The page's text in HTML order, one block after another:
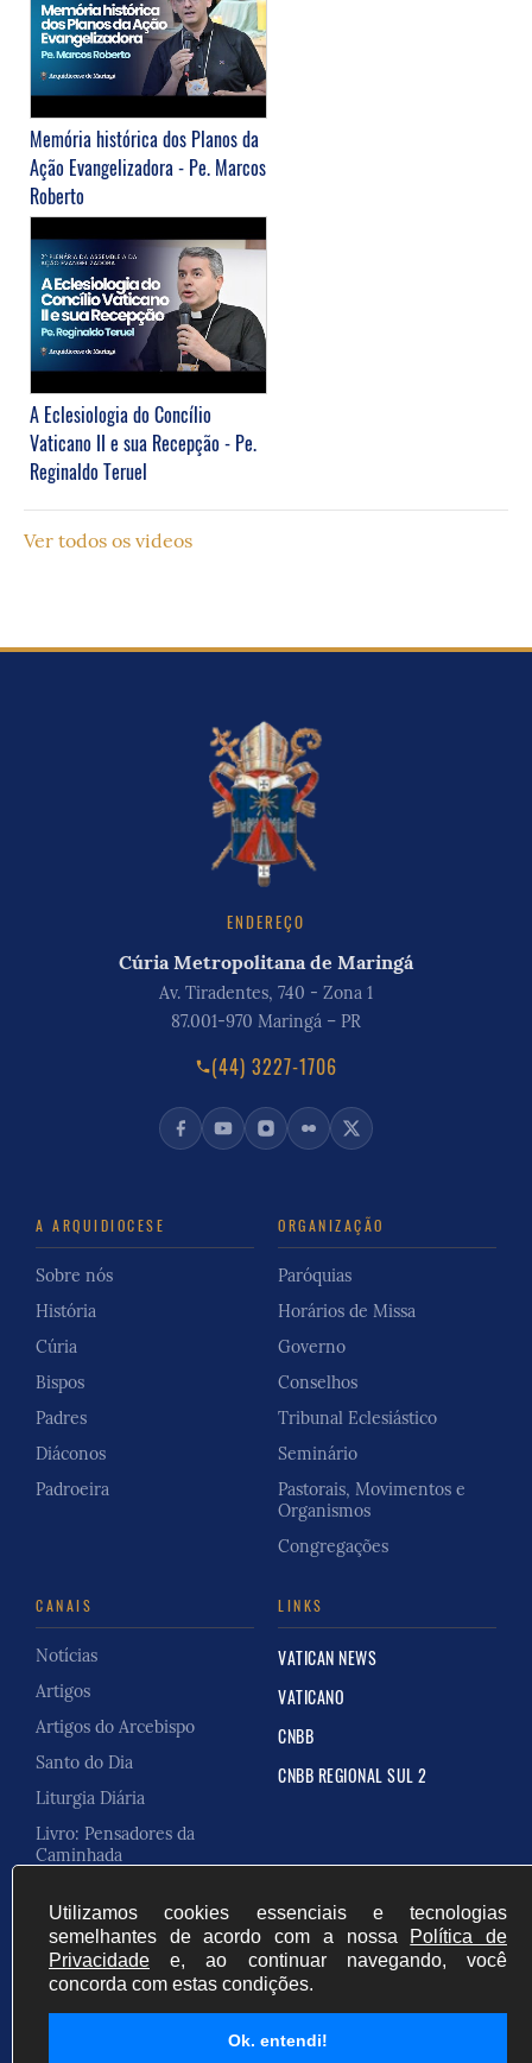
Memória histórica dos Planos da
Ação Evangelizadora - Pe. Marcos
Roberto
A Eclesiologia do Concílio
Vaticano II e sua Recepção - Pe.
Reginaldo Teruel
Ver todos os videos
ENDEREÇO
Cúria Metropolitana de Maringá
Av. Tiradentes, 740 - Zona 1
87.001-970 Maringá – PR
(44) 3227-1706
A ARQUIDIOCESE
Sobre nós
História
Cúria
Bispos
Padres
Diáconos
Padroeira
ORGANIZAÇÃO
Paróquias
Horários de Missa
Governo
Conselhos
Tribunal Eclesiástico
Seminário
Pastorais, Movimentos e
Organismos
Congregações
CANAIS
Notícias
Artigos
Artigos do Arcebispo
Santo do Dia
Liturgia Diária
Livro: Pensadores da
Caminhada
LINKS
VATICAN NEWS
VATICANO
CNBB
CNBB REGIONAL SUL 2
Desenvolvido porCúria Online do Brasil
Utilizamos cookies essenciais e tecnologias
semelhantes de acordo com a nossa
Política de
Privacidade e, ao continuar navegando, você
concorda com estas condições.
Ok. entendi!